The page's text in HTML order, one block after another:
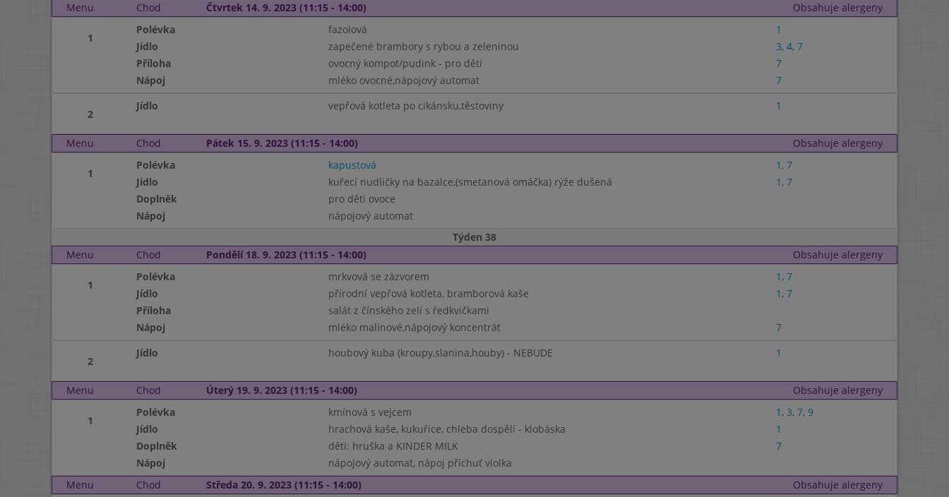
Menu Chod Čtvrtek 14. 9. 2023 (11:15 - 14:00) Obsahuje alergeny
1
Polévka fazolová
1
Jídlo
zapečené brambory s rybou a zeleninou 3, 4, 7
Příloha
ovocný kompot/pudink - pro děti
7
Nápoj
mléko ovocné,nápojový automat 7
2
Jídlo vepřová kotleta po cikánsku,těstoviny 1
Menu Chod Pátek 15. 9. 2023 (11:15 - 14:00) Obsahuje alergeny
1
Polévka kapustová 1 , 7
Jídlo
kuřecí nudličky na bazalce,(smetanová omáčka) rýže dušená 1 , 7
Doplněk
pro děti ovoce
Nápoj
nápojový automat
Týden 38
Menu
Chod Pondělí 18. 9. 2023 (11:15 - 14:00) Obsahuje alergeny
1
Polévka mrkvová se zázvorem 1 , 7
Jídlo
přírodní vepřová kotleta, bramborová kaše 1 , 7
Příloha
salát z čínského zelí s ředkvičkami
Nápoj
mléko malinové,nápojový koncentrát 7
2
Jídlo houbový kuba (kroupy,slanina,houby) - NEBUDE 1
Menu Chod Úterý 19. 9. 2023 (11:15 - 14:00) Obsahuje alergeny
1
Polévka kmínová s vejcem 1 , 3, 7, 9
Jídlo
hrachová kaše, kukuřice, chleba dospělí - klobáska
1
Doplněk
děti: hruška a KINDER MILK
7
Nápoj
nápojový automat, nápoj příchuť violka
Menu
Chod Středa 20. 9. 2023 (11:15 - 14:00) Obsahuje alergeny